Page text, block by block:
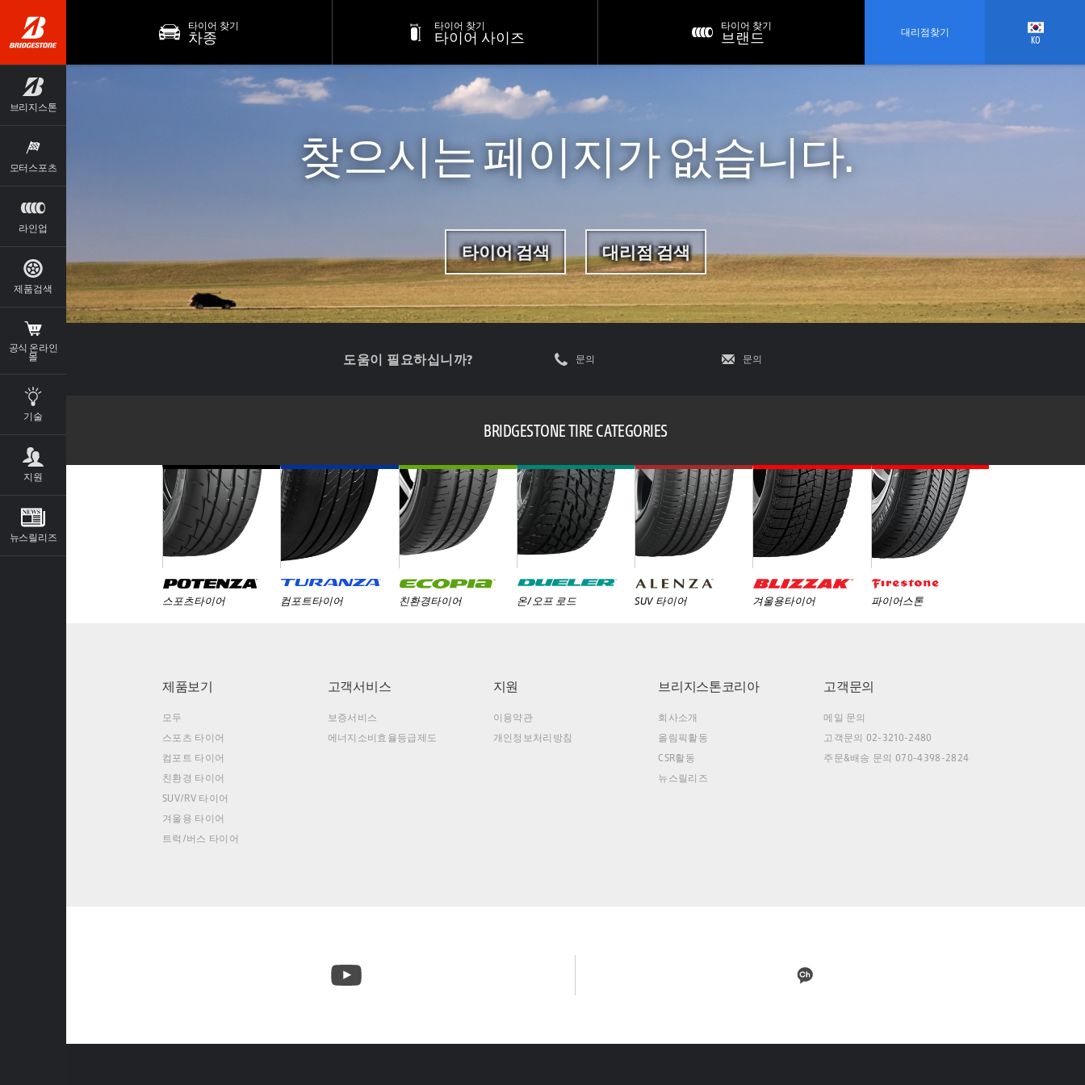
브리지스톤
모터스포츠
라인업
제품검색
공식 온라인
몰
기술
지원
뉴스릴리즈
타이어 찾기
차종
타이어 찾기
타이어 사이즈
타이어 찾기
브랜드 대리점찾기
KO
찾으시는 페이지가 없습니다.
타이어 검색 대리점 검색
도움이 필요하십니까? 문의 문의
BRIDGESTONE TIRE CATEGORIES
스포츠타이어 컴포트타이어 친환경타이어 온/오프 로드 SUV 타이어 겨울용타이어 파이어스톤
제품보기
모두
스포츠 타이어
컴포트 타이어
친환경 타이어
SUV/RV 타이어
겨울용 타이어
트럭/버스 타이어
고객서비스
보증서비스
에너지소비효율등급제도
지원
이용약관
개인정보처리방침
브리지스톤코리아
회사소개
올림픽활동
CSR활동
뉴스릴리즈
고객문의
메일 문의
고객문의 02-3210-2480
주문&배송 문의 070-4398-2824